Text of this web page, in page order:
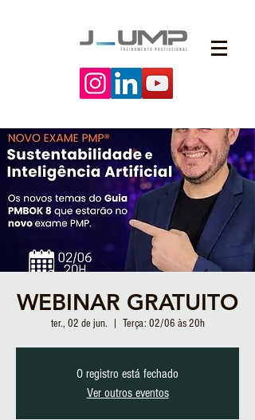
WEBINAR GRATUITO
ter., 02 de jun. Terça: 02/06 às 20h
O registro está fechado
Ver outros eventos